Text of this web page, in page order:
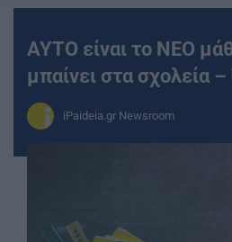
ΑΥΤΟ είναι το ΝΕΟ
μπαίνει στα σχολεία
iPaideia.gr Newsroom